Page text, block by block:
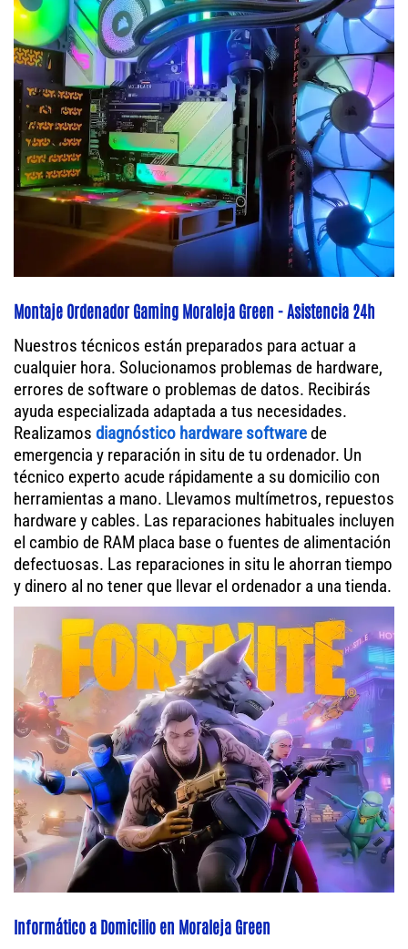
Montaje Ordenador Gaming Moraleja Green - Asistencia 24h
Nuestros técnicos están preparados para actuar a
cualquier hora. Solucionamos problemas de hardware,
errores de software o problemas de datos. Recibirás
ayuda especializada adaptada a tus necesidades.
Realizamos diagnóstico hardware softwarede
emergencia y reparación in situ de tu ordenador. Un
técnico experto acude rápidamente a su domicilio con
herramientas a mano. Llevamos multímetros, repuestos
hardware y cables. Las reparaciones habituales incluyen
el cambio de RAM placa base o fuentes de alimentación
defectuosas. Las reparaciones in situ le ahorran tiempo
y dinero al no tener que llevar el ordenador a una tienda.
Informático a Domicilio en Moraleja Green